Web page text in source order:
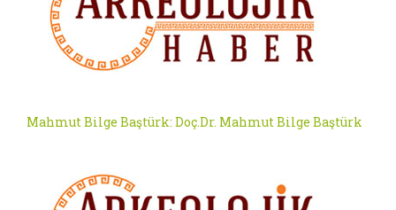
Mahmut Bilge Baştürk: Doç.Dr. Mahmut Bilge Baştürk